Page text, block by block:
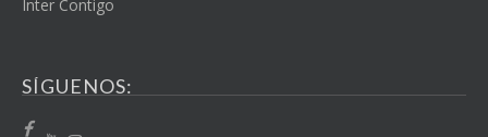
Inter Contigo
SÍGUENOS: